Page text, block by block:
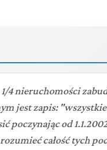
4 nieruchomości
jest zapis:
poczynając od
całość tych